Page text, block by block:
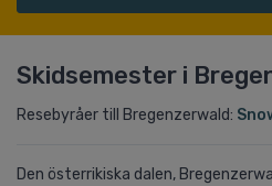
Skidsemester i
Resebyråer till Bregenzerwald:
Den österrikiska dalen,